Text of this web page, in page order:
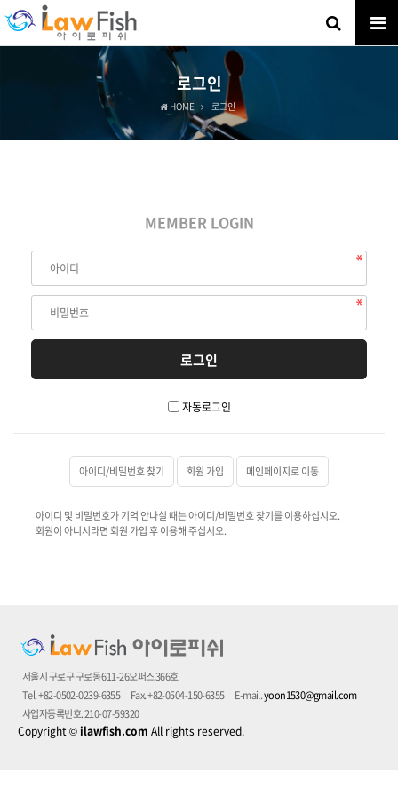
로그인
HOME 로그인
MEMBER LOGIN
자동로그인
아이디/비밀번호 찾기 회원 가입 메인페이지로 이동
아이디 및 비밀번호가 기억 안나실 때는 아이디/비밀번호 찾기를 이용하십시오.
회원이 아니시라면 회원 가입 후 이용해 주십시오.
서울시 구로구 구로동 611-26오퍼스 366호
Tel. +82-0502-0239-6355
Fax. +82-0504-150-6355 E-mail.yoon1530@gmail.com
사업자등록번호. 210-07-59320
Copyright©ilawfish.com All rights reserved.